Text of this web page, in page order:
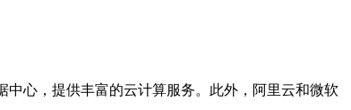
心，提供丰富的云计算服务。此外，阿里云和微软